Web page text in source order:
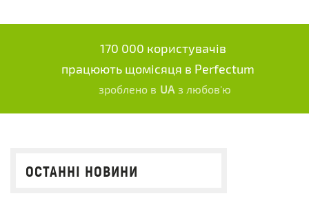
170 000 користувачів
працюють щомісяця в Perfectum
зроблено в UA з любов'ю
ОСТАННІ НОВИНИ